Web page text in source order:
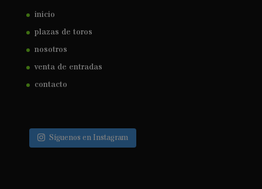
inicio
plazas de toros
nosotros
venta de entradas
contacto
Síguenos en Instagram